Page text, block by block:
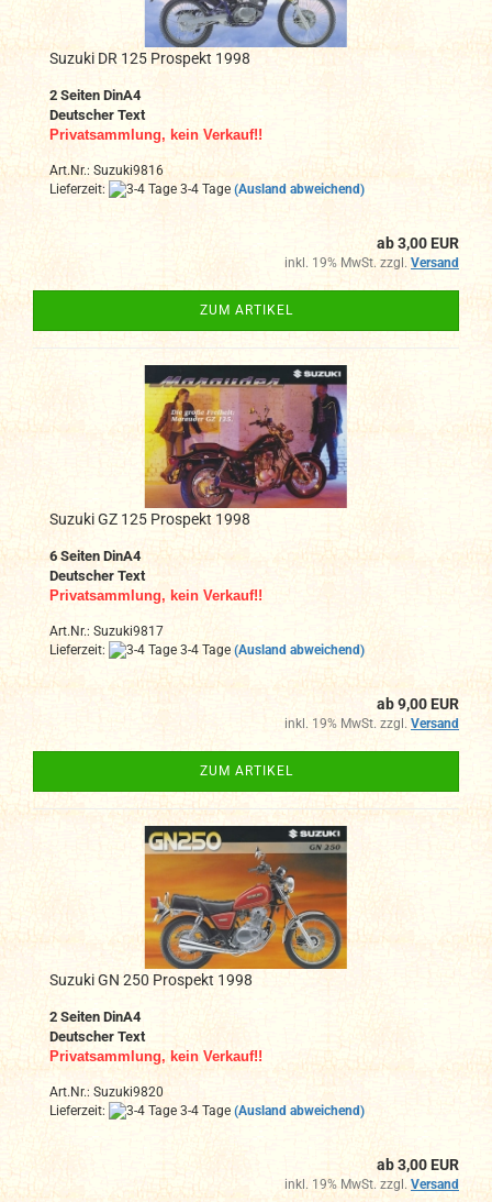
Suzuki DR 125 Prospekt 1998
2 Seiten DinA4
Deutscher Text
Privatsammlung, kein Verkauf!!
Art.Nr.: Suzuki9816
Lieferzeit:
3-4 Tage (Ausland abweichend)
ab 3,00 EUR
inkl. 19% MwSt. zzgl.Versand
ZUM ARTIKEL
Suzuki GZ 125 Prospekt 1998
6 Seiten DinA4
Deutscher Text
Privatsammlung, kein Verkauf!!
Art.Nr.: Suzuki9817
Lieferzeit:
3-4 Tage (Ausland abweichend)
ab 9,00 EUR
inkl. 19% MwSt. zzgl. Versand
ZUM ARTIKEL
Suzuki GN 250 Prospekt 1998
2 Seiten DinA4
Deutscher Text
Privatsammlung, kein Verkauf!!
Art.Nr.: Suzuki9820
Lieferzeit:
3-4 Tage (Ausland abweichend)
ab 3,00 EUR
inkl. 19% MwSt. zzgl. Versand